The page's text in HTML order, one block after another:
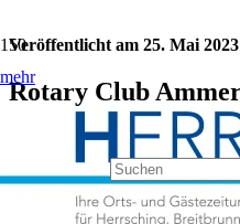
mehr
Veröffentlicht am 25. Mai 2023
Rotary Club
Kunden der
Grillhähnchen
Kategorie:Aktuelles